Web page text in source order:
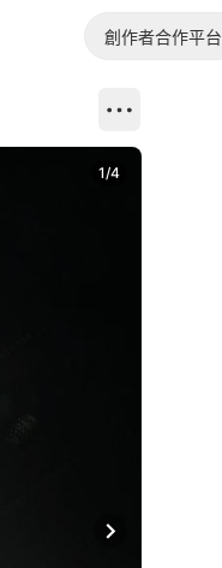
創作者合作平台
Next slide
1/4